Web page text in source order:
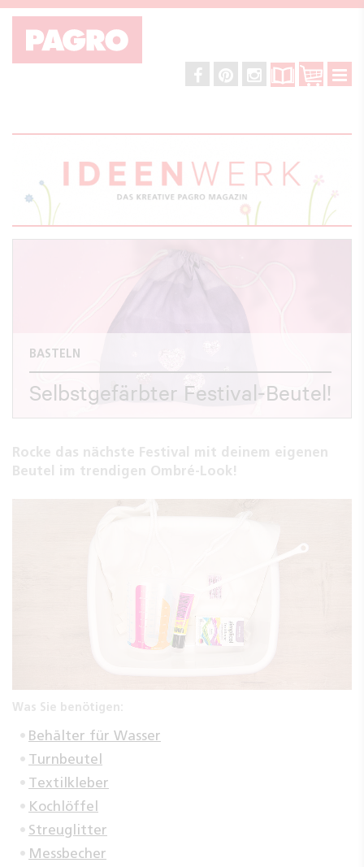
BASTELN
Selbstgefärbter Festival-Beutel!
Rocke das nächste Festival mit deinem eigenen
Beutel im trendigen Ombré-Look!
Was Sie benötigen:
Behälter für Wasser
Turnbeutel
Textilkleber
Kochlöffel
Streuglitter
Messbecher